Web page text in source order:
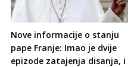
Nove informacije o stanju
pape Franje: Imao je dvije
epizode zatajenja disanja, i